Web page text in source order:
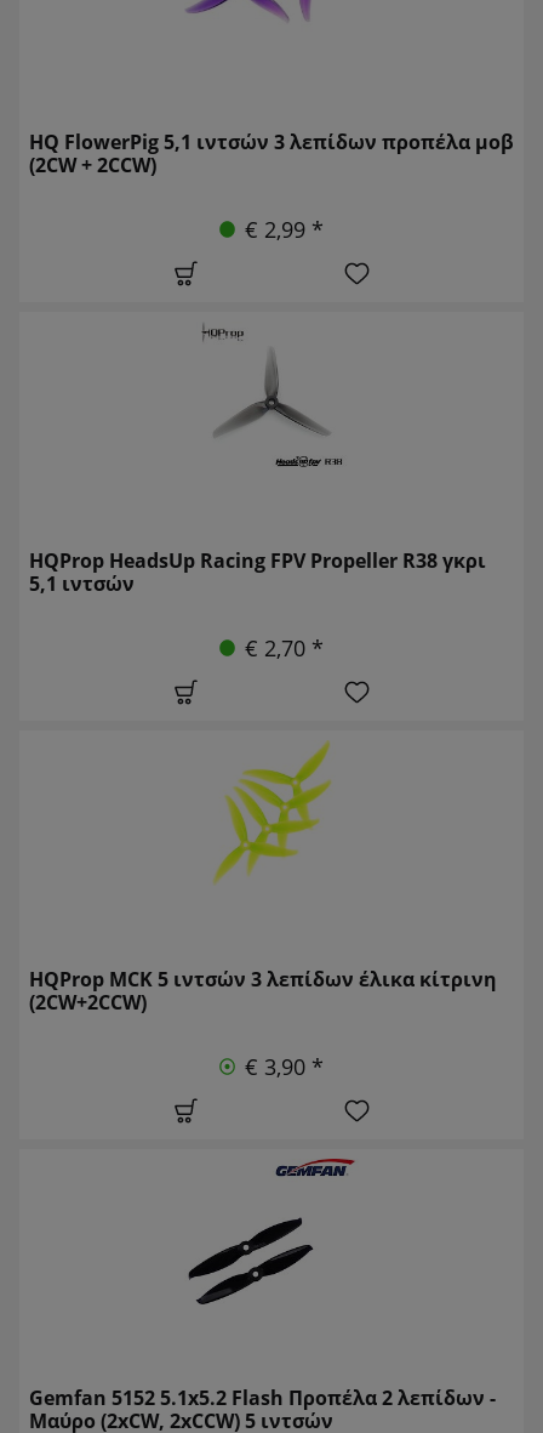
HQ FlowerPig 5,1 ιντσών 3 λεπίδων προπέλα μοβ
(2CW + 2CCW)
€ 2,99 *
HQProp HeadsUp Racing FPV Propeller R38 γκρι
5,1 ιντσών
€ 2,70 *
HQProp MCK 5 ιντσών 3 λεπίδων έλικα κίτρινη
(2CW+2CCW)
€ 3,90 *
Gemfan 5152 5.1x5.2 Flash Προπέλα 2 λεπίδων -
Μαύρο (2xCW, 2xCCW) 5 ιντσών